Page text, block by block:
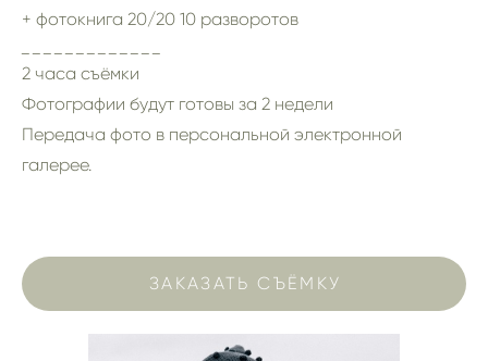
+ фотокнига 20/20 10 разворотов
2 часа съёмки
Фотографии будут готовы за 2 недели
Передача фото в персональной электронной
галерее.
ЗАКАЗАТЬ СЪЁМКУ